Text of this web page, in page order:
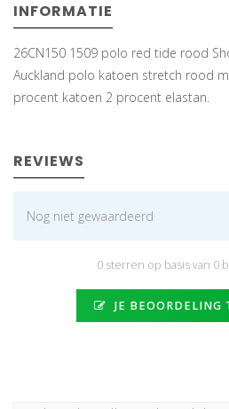
INFORMATIE
26CN150 1509 polo red tide rood
Auckland polo katoen stretch rood
procent katoen 2 procent elastan.
REVIEWS
Nog niet gewaardeerd
0 sterren op basis van 0
JE BEOORDELING